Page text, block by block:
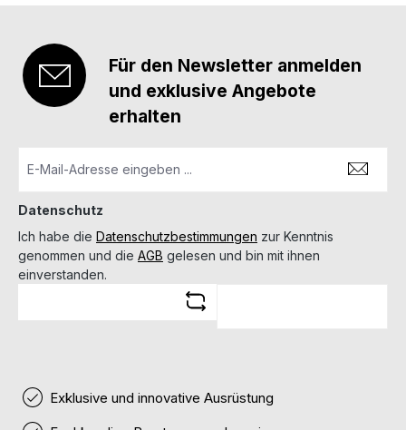
Für den Newsletter anmelden
und exklusive Angebote
erhalten
Datenschutz
Ich habe die Datenschutzbestimmungen zur Kenntnis
genommen und die AGB gelesen und bin mit ihnen
einverstanden.
Exklusive und innovative Ausrüstung